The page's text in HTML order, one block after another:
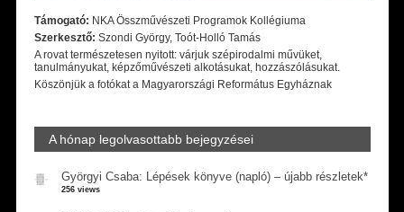
Támogató: NKA Összművészeti Programok Kollégiuma
Szerkesztő: Szondi György, Toót-Holló Tamás
A rovat természetesen nyitott: várjuk szépirodalmi művüket,
tanulmányukat, képzőművészeti alkotásukat, hozzászólásukat.
Köszönjük a fotókat a Magyarországi Református Egyháznak
A hónap legolvasottabb bejegyzései
Györgyi Csaba: Lépések könyve (napló) – újabb részletek*
256 views